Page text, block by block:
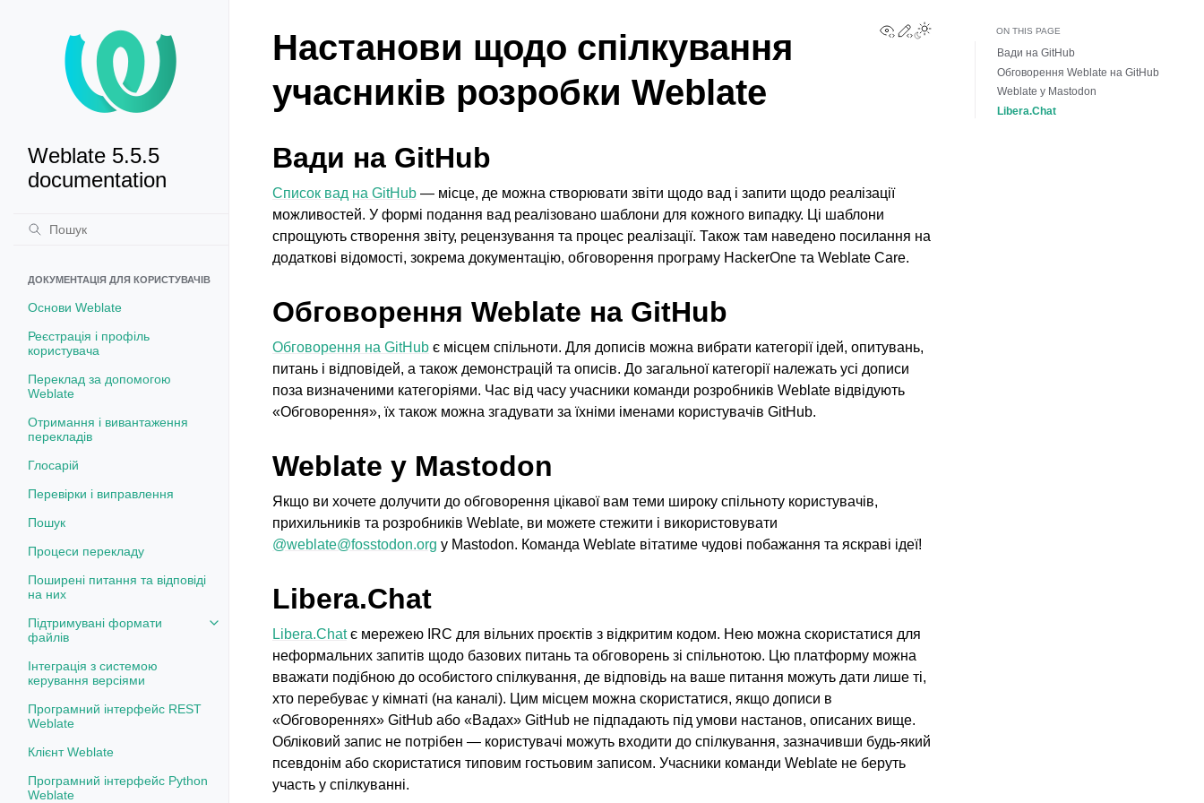
Weblate 5.5.5
documentation
ДОКУМЕНТАЦІЯ ДЛЯ КОРИСТУВАЧІВ
Основи Weblate
Реєстрація і профіль
користувача
Переклад за допомогою
Weblate
Отримання і вивантаження
перекладів
Глосарій
Перевірки і виправлення
Пошук
Процеси перекладу
Поширені питання та відповіді
на них
Підтримувані формати
файлів
Toggle navigation of Підтримувані формати файлів
Інтеграція з системою
керування версіями
Програмний інтерфейс REST
Weblate
Клієнт Weblate
Програмний інтерфейс Python
Weblate
View this page
Edit this page
Toggle Light / Dark / Auto color theme
Настанови щодо спілкування
учасників розробки Weblate
Вади на GitHub
Список вад на GitHub — місце, де можна створювати звіти щодо вад і запити щодо реалізації
можливостей. У формі подання вад реалізовано шаблони для кожного випадку. Ці шаблони
спрощують створення звіту, рецензування та процес реалізації. Також там наведено посилання на
додаткові відомості, зокрема документацію, обговорення програму HackerOne та Weblate Care.
Обговорення Weblate на GitHub
Обговорення на GitHub є місцем спільноти. Для дописів можна вибрати категорії ідей, опитувань,
питань і відповідей, а також демонстрацій та описів. До загальної категорії належать усі дописи
поза визначеними категоріями. Час від часу учасники команди розробників Weblate відвідують
«Обговорення», їх також можна згадувати за їхніми іменами користувачів GitHub.
Weblate у Mastodon
Якщо ви хочете долучити до обговорення цікавої вам теми широку спільноту користувачів,
прихильників та розробників Weblate, ви можете стежити і використовувати
@weblate@fosstodon.org у Mastodon. Команда Weblate вітатиме чудові побажання та яскраві ідеї!
Libera.Chat
Libera.Chatє мережею IRC для вільних проєктів з відкритим кодом. Нею можна скористатися для
неформальних запитів щодо базових питань та обговорень зі спільнотою. Цю платформу можна
вважати подібною до особистого спілкування, де відповідь на ваше питання можуть дати лише ті,
хто перебуває у кімнаті (на каналі). Цим місцем можна скористатися, якщо дописи в
«Обговореннях» GitHub або «Вадах» GitHub не підпадають під умови настанов, описаних вище.
Обліковий запис не потрібен — користувачі можуть входити до спілкування, зазначивши будь-який
псевдонім або скористатися типовим гостьовим записом. Учасники команди Weblate не беруть
участь у спілкуванні.
ON THIS PAGE
Вади на GitHub
Обговорення Weblate на GitHub
Weblate у Mastodon
Libera.Chat